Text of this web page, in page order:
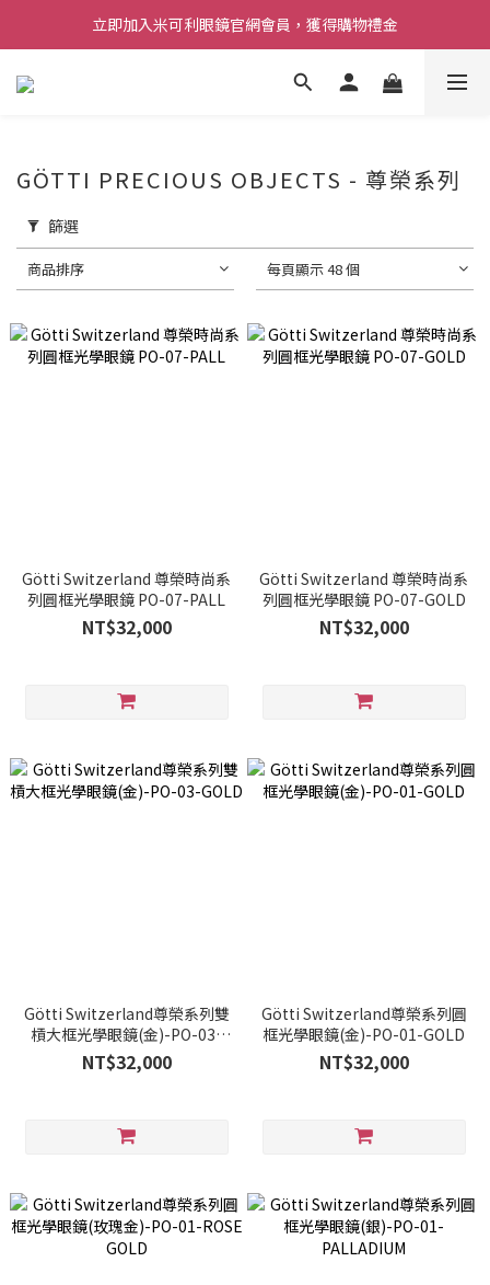
立即加入米可利眼鏡官網會員，獲得購物禮金
GÖTTI PRECIOUS OBJECTS - 尊榮系列
篩選
商品排序 每頁顯示 48 個
Götti Switzerland 尊榮時尚系
列圓框光學眼鏡 PO-07-PALL
NT$32,000
Götti Switzerland 尊榮時尚系
列圓框光學眼鏡 PO-07-GOLD
NT$32,000
Götti Switzerland尊榮系列雙
槓大框光學眼鏡(金)-PO-03-
GOLD
NT$32,000
Götti Switzerland尊榮系列圓
框光學眼鏡(金)-PO-01-GOLD
NT$32,000